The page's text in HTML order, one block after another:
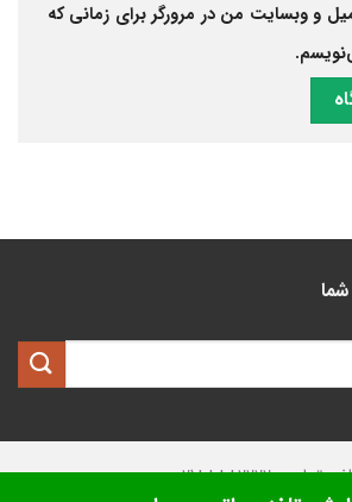
و وبسایت من در مرورگر برای زمانی که
تماس: 02188882222